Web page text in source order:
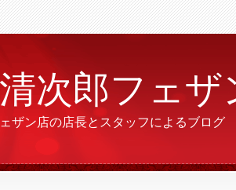
次郎フェ
ザン店の店長とスタッフによるブログ